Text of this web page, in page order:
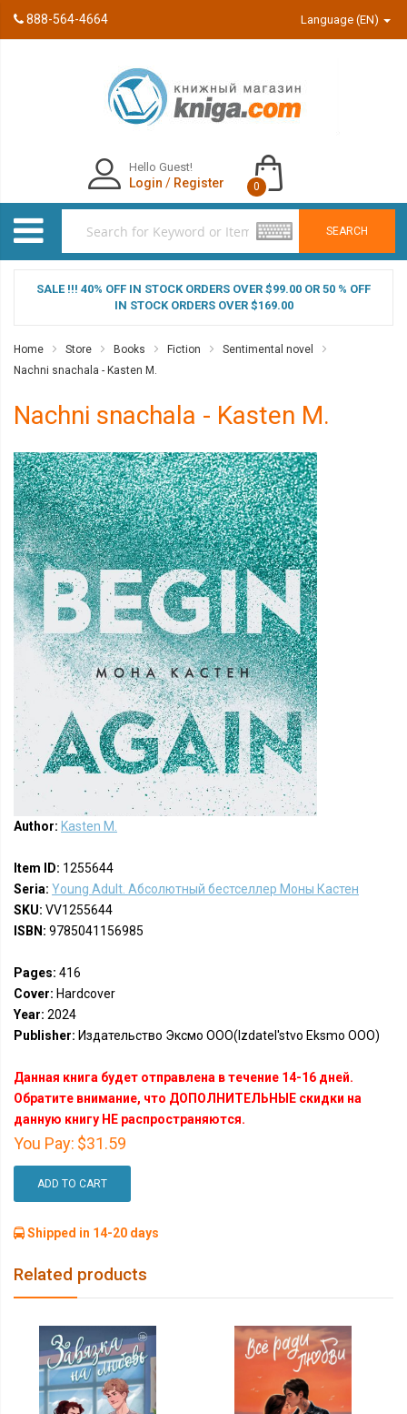
888-564-4664 Language (EN)
SEARCH
Hello Guest!
Login / Register 0
SALE !!! 40% OFF IN STOCK ORDERS OVER $99.00 OR 50 % OFF
IN STOCK ORDERS OVER $169.00
Home Store Books Fiction
Sentimental novel
Nachni snachala - Kasten M.
Nachni snachala - Kasten M.
Author: Kasten M.
Item ID: 1255644
Seria: Young Adult. Абсолютный бестселлер Моны Кастен
SKU: VV1255644
ISBN: 9785041156985
Pages: 416
Cover: Hardcover
Year: 2024
Publisher: Издательство Эксмо ООО(Izdatel'stvo Eksmo OOO)
Данная книга будет отправлена в течение 14-16 дней.
Обратите внимание, что ДОПОЛНИТЕЛЬНЫЕ скидки на
данную книгу НЕ распространяются.
You Pay: $31.59
ADD TO CART
Shipped in 14-20 days
Related products